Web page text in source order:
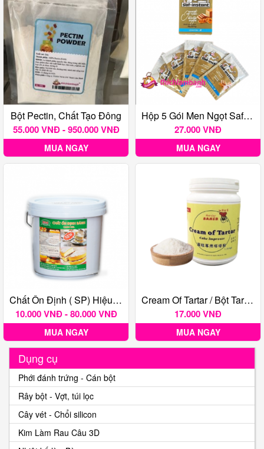
Bột Pectin, Chất Tạo Đông
55.000 VNĐ - 950.000 VNĐ
MUA NGAY
Hộp 5 Gói Men Ngọt Saf 55g (5x11g)
27.000 VNĐ
MUA NGAY
Chất Ổn Định ( SP) Hiệu Bico
10.000 VNĐ - 80.000 VNĐ
MUA NGAY
Cream Of Tartar / Bột Tartar 50g
17.000 VNĐ
MUA NGAY
Dụng cụ
Phới đánh trứng - Cán bột
Rây bột - Vợt, túi lọc
Cây vét - Chổi silicon
Kim Làm Rau Câu 3D